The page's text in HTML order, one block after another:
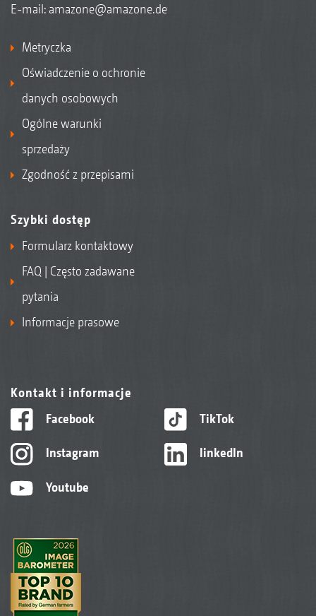
E-mail: amazone@amazone.de
Metryczka
Oświadczenie o ochronie
danych osobowych
Ogólne warunki
sprzedaży
Zgodność z przepisami
Szybki dostęp
Formularz kontaktowy
FAQ | Często zadawane
pytania
Informacje prasowe
Kontakt i informacje
Facebook
Instagram
Youtube
TikTok
linkedIn